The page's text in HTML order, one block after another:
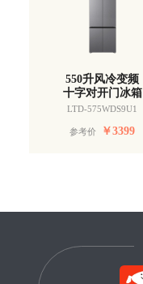
550升风冷变频
十字对开门冰箱
LTD-575WDS9U1
参考价 ￥3399